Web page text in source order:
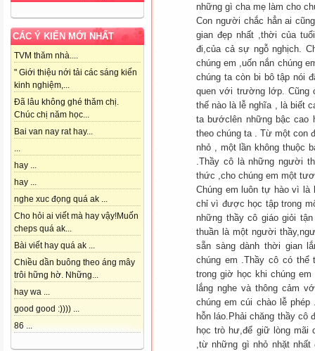
CÁC Ý KIẾN MỚI NHẤT
TVM thăm nhà....
" Giới thiệu nới tải các sáng kiến
kinh nghiệm,...
Đã lâu không ghé thăm chị.
Chúc chị năm học...
Bai van nay rat hay...
...
hay ...
hay ...
nghe xuc đọng quá ak ...
Cho hỏi ai viết mà hay vậy!Muốn
cheps quá ak...
Bài viết hay quá ak ...
Chiều dần buông theo áng mây
trôi hững hờ. Những...
hay wa ...
good good :)))) ...
86 ...
những gì cha mẹ làm cho
Con người chắc hẳn ai
gian đẹp nhất ,thời của
đi,của cả sự ngỗ nghịch.
chúng em ,uốn nắn chúng
chúng ta còn bi bô tập nói
quen với trường lớp. Cũng
thế nào là lễ nghĩa , là biết
ta bướclên những bậc cao
theo chúng ta . Từ một con
nhỏ , một lần không thuộc
.Thầy cô là những người
thức ,cho chúng em một
Chúng em luôn tự hào vì là
chỉ vì được học tập trong
những thầy cô giáo giỏi
thuần là một người
sẵn sàng dành thời gian
chúng em .Thầy cô có thể
trong giờ học khi chúng
lắng nghe và thông cảm
chúng em cúi chào lễ
hỗn láo.Phải chăng thầy cô
học trò hư,để giữ lòng mãi
,từ những gì nhỏ nhặt nhất